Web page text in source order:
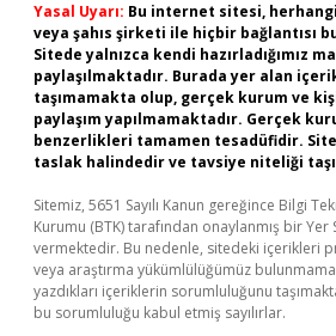
Yasal Uyarı: Bu internet sitesi,
veya şahıs şirketi ile hiçbir bağlantısı
Sitede yalnızca kendi hazırladığımız
paylaşılmaktadır. Burada yer alan
taşımamakta olup, gerçek kurum ve
paylaşım yapılmamaktadır. Gerçek
benzerlikleri tamamen tesadüfidir.
taslak halindedir ve tavsiye niteliği
Sitemiz, 5651 Sayılı Kanun gereğince Bilgi
Kurumu (BTK) tarafından onaylanmış bir Yer
vermektedir. Bu nedenle, sitedeki içerikleri
veya araştırma yükümlülüğümüz
yazdıkları içeriklerin sorumluluğunu
bu sorumluluğu kabul etmiş sayılırlar.